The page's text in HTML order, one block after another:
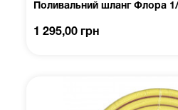
Поливальний шланг Флора
1 295,00 грн